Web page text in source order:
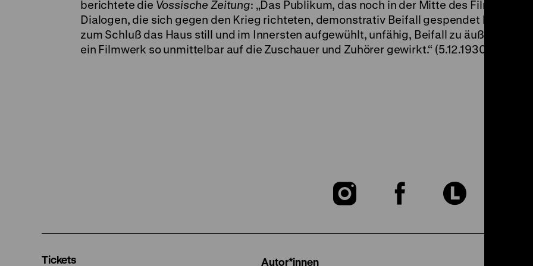
berichtete die Vossische Zeitung: „Das Publikum, das noch in der Mitte des Films einigen
Dialogen, die sich gegen den Krieg richteten, demonstrativ Beifall gespendet hatte,
zum Schluß das Haus still und im Innersten aufgewühlt, unfähig, Beifall zu äußern. Noch
ein Filmwerk so unmittelbar auf die Zuschauer und Zuhörer gewirkt.“ (5.12.1930) (ps)
Zu
Zu
Zu
Tickets Autor*innen